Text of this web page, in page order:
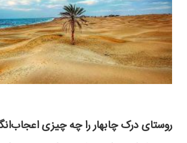
روستای درک چابهار را چه چیزی